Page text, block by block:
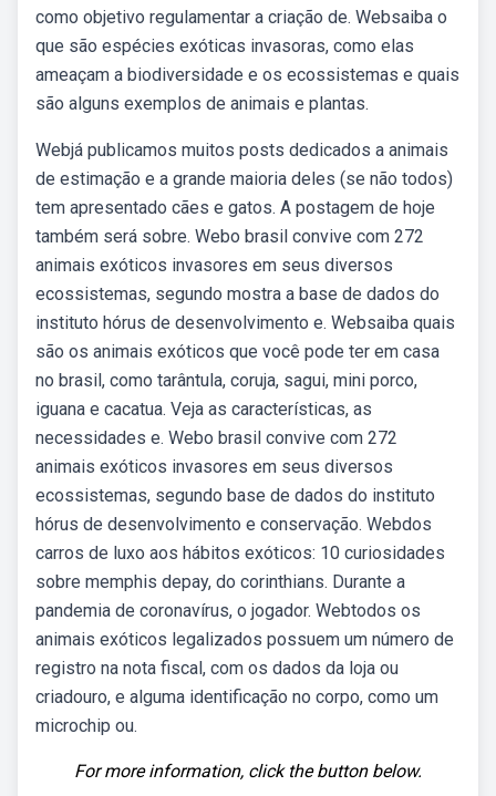
como objetivo regulamentar a criação de. Websaiba o
que são espécies exóticas invasoras, como elas
ameaçam a biodiversidade e os ecossistemas e quais
são alguns exemplos de animais e plantas.
Webjá publicamos muitos posts dedicados a animais
de estimação e a grande maioria deles (se não todos)
tem apresentado cães e gatos. A postagem de hoje
também será sobre. Webo brasil convive com 272
animais exóticos invasores em seus diversos
ecossistemas, segundo mostra a base de dados do
instituto hórus de desenvolvimento e. Websaiba quais
são os animais exóticos que você pode ter em casa
no brasil, como tarântula, coruja, sagui, mini porco,
iguana e cacatua. Veja as características, as
necessidades e. Webo brasil convive com 272
animais exóticos invasores em seus diversos
ecossistemas, segundo base de dados do instituto
hórus de desenvolvimento e conservação. Webdos
carros de luxo aos hábitos exóticos: 10 curiosidades
sobre memphis depay, do corinthians. Durante a
pandemia de coronavírus, o jogador. Webtodos os
animais exóticos legalizados possuem um número de
registro na nota fiscal, com os dados da loja ou
criadouro, e alguma identificação no corpo, como um
microchip ou.
For more information, click the button below.